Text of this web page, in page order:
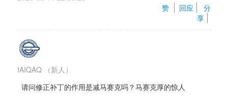
赞
回应
分
享
IAIQAQ
（新人）
请问修正补丁的作用是减马赛克吗？马赛克厚的惊人